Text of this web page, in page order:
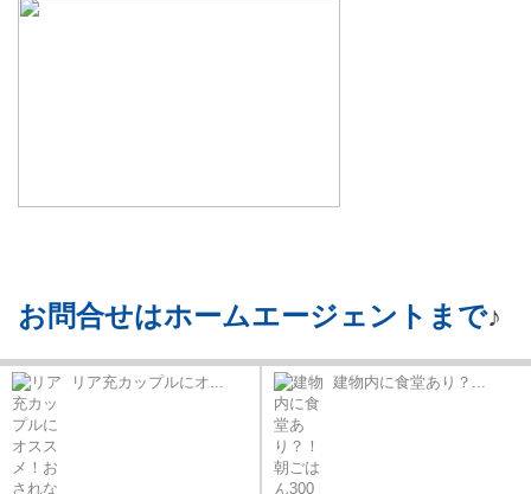
お問合せはホームエージェントまで♪
リア充カップルにオ... 建物内に食堂あり？...